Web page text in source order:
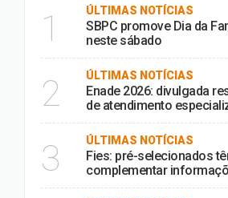
1 ÚLTIMAS NOTÍCIAS
SBPC promove Dia da
neste sábado
2 ÚLTIMAS NOTÍCIAS
Enade 2026: divulgada
de atendimento
3 ÚLTIMAS NOTÍCIAS
Fies: pré-selecionados
complementar